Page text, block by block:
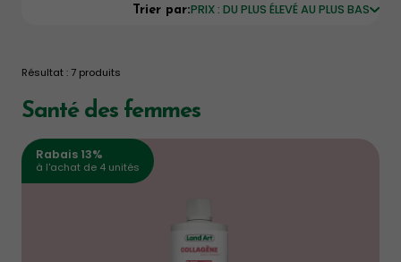
Trier par:PRIX : DU PLUS ÉLEVÉ AU PLUS BAS
Résultat : 7 produits
Santé des femmes
Rabais 13%
à l'achat de 4 unités